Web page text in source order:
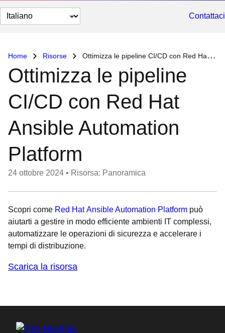
Cambia
lingua
Contattaci
Home Risorse Ottimizza le pipeline CI/CD con Red Hat Ansible Automation Platform
Ottimizza le pipeline
CI/CD con Red Hat
Ansible Automation
Platform
24 ottobre 2024 • Risorsa: Panoramica
Scopri come Red Hat Ansible Automation Platform può
aiutarti a gestire in modo efficiente ambienti IT complessi,
automatizzare le operazioni di sicurezza e accelerare i
tempi di distribuzione.
Scarica la risorsa